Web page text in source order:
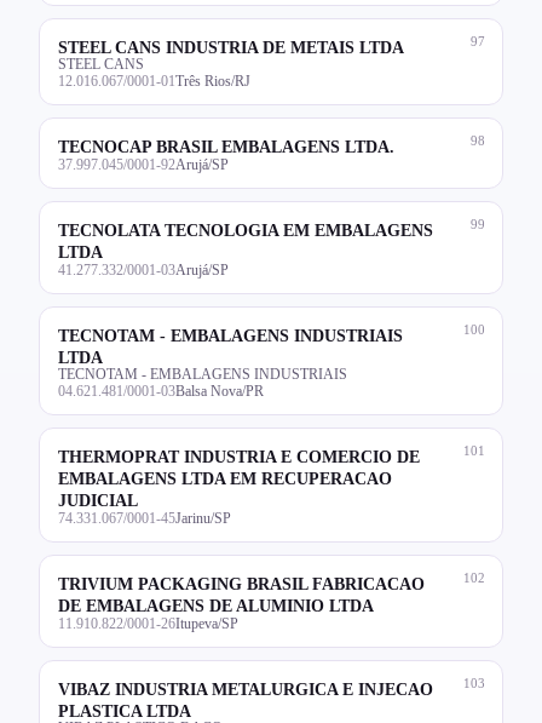
97
STEEL CANS INDUSTRIA DE METAIS LTDA
STEEL CANS
12.016.067/0001-01 Três Rios/RJ
98
TECNOCAP BRASIL EMBALAGENS LTDA.
37.997.045/0001-92Arujá/SP
99
TECNOLATA TECNOLOGIA EM EMBALAGENS
LTDA
41.277.332/0001-03Arujá/SP
100
TECNOTAM - EMBALAGENS INDUSTRIAIS
LTDA
TECNOTAM - EMBALAGENS INDUSTRIAIS
04.621.481/0001-03Balsa Nova/PR
101
THERMOPRAT INDUSTRIA E COMERCIO DE
EMBALAGENS LTDA EM RECUPERACAO
JUDICIAL
74.331.067/0001-45Jarinu/SP
102
TRIVIUM PACKAGING BRASIL FABRICACAO
DE EMBALAGENS DE ALUMINIO LTDA
11.910.822/0001-26Itupeva/SP
103
VIBAZ INDUSTRIA METALURGICA E INJECAO
PLASTICA LTDA